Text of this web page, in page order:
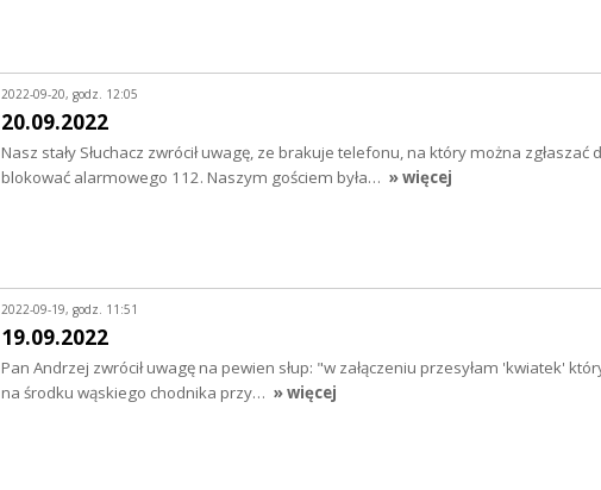
2022-09-20, godz. 12:05
20.09.2022
Nasz stały Słuchacz zwrócił uwagę, ze brakuje telefonu, na który można
blokować alarmowego 112. Naszym gościem była… » więcej
2022-09-19, godz. 11:51
19.09.2022
Pan Andrzej zwrócił uwagę na pewien słup: "w załączeniu przesyłam 'kwiatek'
na środku wąskiego chodnika przy… » więcej